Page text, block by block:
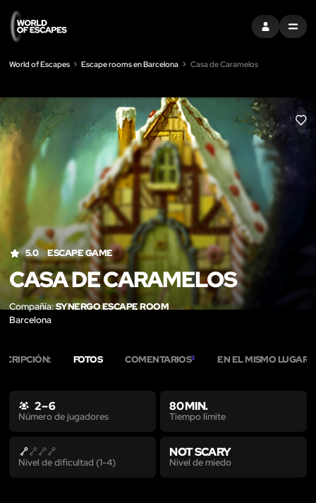
ENTRARMENU
World of Escapes Escape rooms en Barcelona Casa de Caramelos
LIKE
5.0 ESCAPE GAME
CASA DE CARAMELOS
Compañía:SYNERGO ESCAPE ROOM
Barcelona
FOTOS COMENTARIOS3 EN EL MISMO LUGAR
2 – 6
Número de jugadores
80 MIN.
Tiempo límite
Nivel de dificultad (1-4)
NOT SCARY
Nivel de miedo